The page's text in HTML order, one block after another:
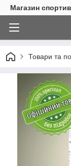
Магазин
Товари та